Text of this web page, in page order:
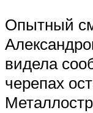
Опытный
видела
черепах